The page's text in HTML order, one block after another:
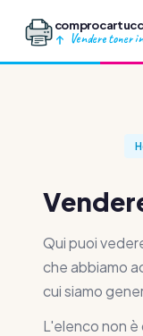
Vendere toner
Qui puoi
che abbiamo
cui siamo
L'elenco non